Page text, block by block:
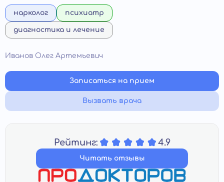
нарколог психиатр
диагностика и лечение
Иванов Олег Артемьевич
Записаться на прием
Вызвать врача
Рейтинг: 4.9
Читать отзывы